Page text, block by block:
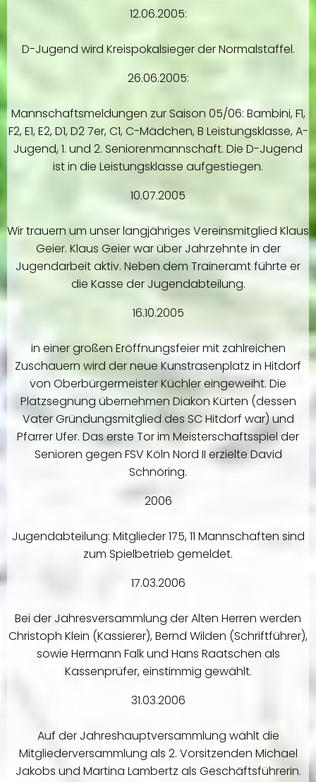
12.06.2005:
D-Jugend wird Kreispokalsieger der Normalstaffel.
26.06.2005:
Mannschaftsmeldungen zur Saison 05/06: Bambini, F1,
F2, E1, E2, D1, D2 7er, C1, C-Mädchen, B Leistungsklasse, A-
Jugend, 1. und 2. Seniorenmannschaft. Die D-Jugend
ist in die Leistungsklasse aufgestiegen.
10.07.2005
Wir trauern um unser langjähriges Vereinsmitglied Klaus
Geier. Klaus Geier war über Jahrzehnte in der
Jugendarbeit aktiv. Neben dem Traineramt führte er
die Kasse der Jugendabteilung.
16.10.2005
in einer großen Eröffnungsfeier mit zahlreichen
Zuschauern wird der neue Kunstrasenplatz in Hitdorf
von Oberbürgermeister Küchler eingeweiht. Die
Platzsegnung übernehmen Diakon Kürten (dessen
Vater Gründungsmitglied des SC Hitdorf war) und
Pfarrer Ufer. Das erste Tor im Meisterschaftsspiel der
Senioren gegen FSV Köln Nord II erzielte David
Schnöring.
2006
Jugendabteilung: Mitglieder 175, 11 Mannschaften sind
zum Spielbetrieb gemeldet.
17.03.2006
Bei der Jahresversammlung der Alten Herren werden
Christoph Klein (Kassierer), Bernd Wilden (Schriftführer),
sowie Hermann Falk und Hans Raatschen als
Kassenprüfer, einstimmig gewählt.
31.03.2006
Auf der Jahreshauptversammlung wählt die
Mitgliederversammlung als 2. Vorsitzenden Michael
Jakobs und Martina Lambertz als Geschäftsführerin.